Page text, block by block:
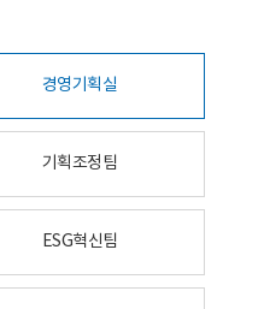
경영기획실
기획조정팀
ESG혁신팀